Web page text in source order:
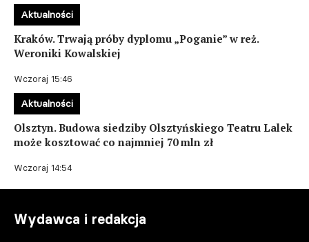
Kraków. Trwają próby dyplomu „Poganie” w reż.
Weroniki Kowalskiej
Wczoraj 15:46
Aktualności
Olsztyn. Budowa siedziby Olsztyńskiego Teatru Lalek
może kosztować co najmniej 70 mln zł
Wczoraj 14:54
Aktualności
Wydawca i redakcja